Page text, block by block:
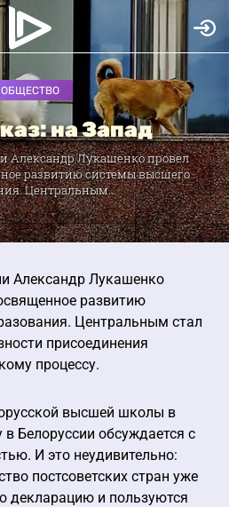
ОБЩЕСТВО
на Запад
Александр Лукашенко провел
развитию системы высшего
Центральным...
Александр Лукашенко
развитию
Центральным стал
присоединения
процессу.
высшей школы в
Белоруссии обсуждается с
И это неудивительно:
постсоветских стран уже
декларацию и пользуются